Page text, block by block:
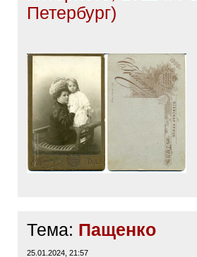
Группа в ВК,
На фото: супруга
Полякова, с
Федор Петрович
интернете, 1911 г.
Петербург)